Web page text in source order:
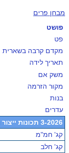
מבחן פרים
פושט
פט
מקדם קרבה בשארית
תאריך לידה
משק אם
מקור הזרמה
בנות
עדרים
3-2026 תכונות ייצור מבחן
קג' חמ"מ
קג' חלב